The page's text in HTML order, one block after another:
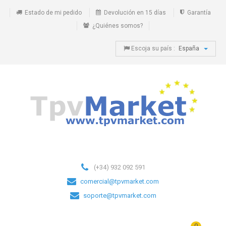
Estado de mi pedido Devolución en 15 días
Garantía
¿Quiénes somos?
Escoja su país : España
(+34) 932 092 591
comercial@tpvmarket.com
soporte@tpvmarket.com